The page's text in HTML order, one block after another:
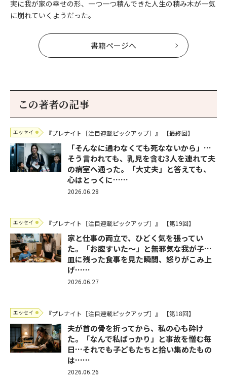
実に我が家の幸せの形、一つ一つ積んできた人生の積み木が一気
に崩れていくようだった。
書籍ページへ
この著者の記事
エッセイ 『プレナイト［注目連載ピックアップ］』 【最終回】
「そんなに通わなくても死なないから」…
そう言われても、乳児を含む3人を連れて夫
の病室へ通った。「大丈夫」と答えても、
心はとっくに……
2026.06.28
エッセイ 『プレナイト［注目連載ピックアップ］』 【第19回】
家と仕事の両立で、ひどく気を張ってい
た。「お腹すいた～」と無邪気な我が子…
皿に残った食事を見た瞬間、怒りがこみ上
げ……
2026.06.27
エッセイ 『プレナイト［注目連載ピックアップ］』 【第18回】
夫が首の骨を折ってから、私の心も砕け
た。「なんで私ばっかり」と事故を憎む毎
日…それでも子どもたちと拾い集めたもの
は……
2026.06.26